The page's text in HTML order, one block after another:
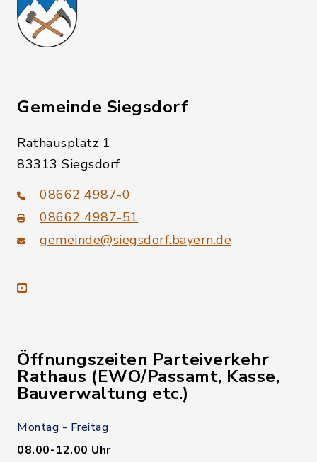
Gemeinde Siegsdorf
Rathausplatz 1
83313 Siegsdorf
08662 4987-0
08662 4987-51
gemeinde@siegsdorf.bayern.de
youtube
Öffnungszeiten Parteiverkehr
Rathaus (EWO/Passamt, Kasse,
Bauverwaltung etc.)
Montag - Freitag
08.00-12.00 Uhr